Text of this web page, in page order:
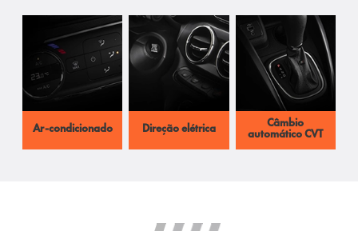
Ar-condicionado Direção elétrica
Câmbio
automático CVT